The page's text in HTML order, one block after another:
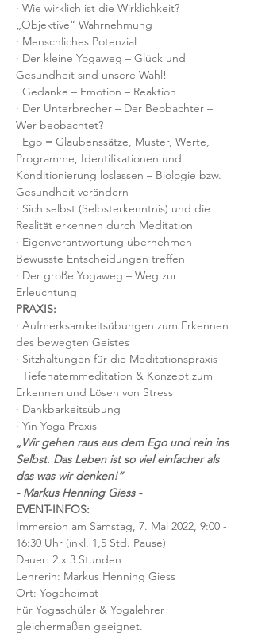
· Wie wirklich ist die Wirklichkeit?
„Objektive“ Wahrnehmung
· Menschliches Potenzial
· Der kleine Yogaweg – Glück und
Gesundheit sind unsere Wahl!
· Gedanke – Emotion – Reaktion
· Der Unterbrecher – Der Beobachter –
Wer beobachtet?
· Ego = Glaubenssätze, Muster, Werte,
Programme, Identifikationen und
Konditionierung loslassen – Biologie bzw.
Gesundheit verändern
· Sich selbst (Selbsterkenntnis) und die
Realität erkennen durch Meditation
· Eigenverantwortung übernehmen –
Bewusste Entscheidungen treffen
· Der große Yogaweg – Weg zur
Erleuchtung
PRAXIS:
· Aufmerksamkeitsübungen zum Erkennen
des bewegten Geistes
· Sitzhaltungen für die Meditationspraxis
· Tiefenatemmeditation & Konzept zum
Erkennen und Lösen von Stress
· Dankbarkeitsübung
· Yin Yoga Praxis
„Wir gehen raus aus dem Ego und rein ins
Selbst. Das Leben ist so viel einfacher als
das was wir denken!“
- Markus Henning Giess -
EVENT-INFOS:
Immersion am Samstag, 7. Mai 2022, 9:00 -
16:30 Uhr (inkl. 1,5 Std. Pause)
Dauer: 2 x 3 Stunden
Lehrerin: Markus Henning Giess
Ort: Yogaheimat
Für Yogaschüler & Yogalehrer
gleichermaßen geeignet.